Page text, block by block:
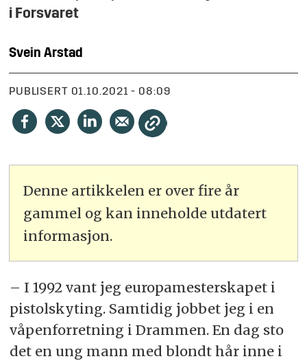
i Forsvaret
Svein Arstad
PUBLISERT 01.10.2021 - 08:09
Denne artikkelen er over fire år
gammel og kan inneholde utdatert
informasjon.
– I 1992 vant jeg europamesterskapet i
pistolskyting. Samtidig jobbet jeg i en
våpenforretning i Drammen. En dag sto
det en ung mann med blondt hår inne i